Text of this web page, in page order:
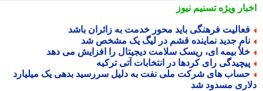
ویژهتسنیم نیوز
فرهنگی باید محور خدمت به زائران باشد
جدید نماینده قشم در لیگ یک مشخص شد
بیمه ای، ریسک سلامت دیجیتال را افزایش می دهد
رای کردها در انتخابات آتی ترکیه
های شرکت ملی نفت به دلیل سررسید بدهی یک میلیارد
مسدود شد